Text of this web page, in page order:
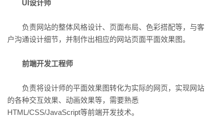
UI设计师
负责网站的整体风格设计、页面布局、色彩搭配等，与客
户沟通设计细节，并制作出相应的网站页面平面效果图。
前端开发工程师
负责将设计师的平面效果图转化为实际的网页，实现网站
的各种交互效果、动画效果等，需要熟悉
HTML/CSS/JavaScript等前端开发技术。